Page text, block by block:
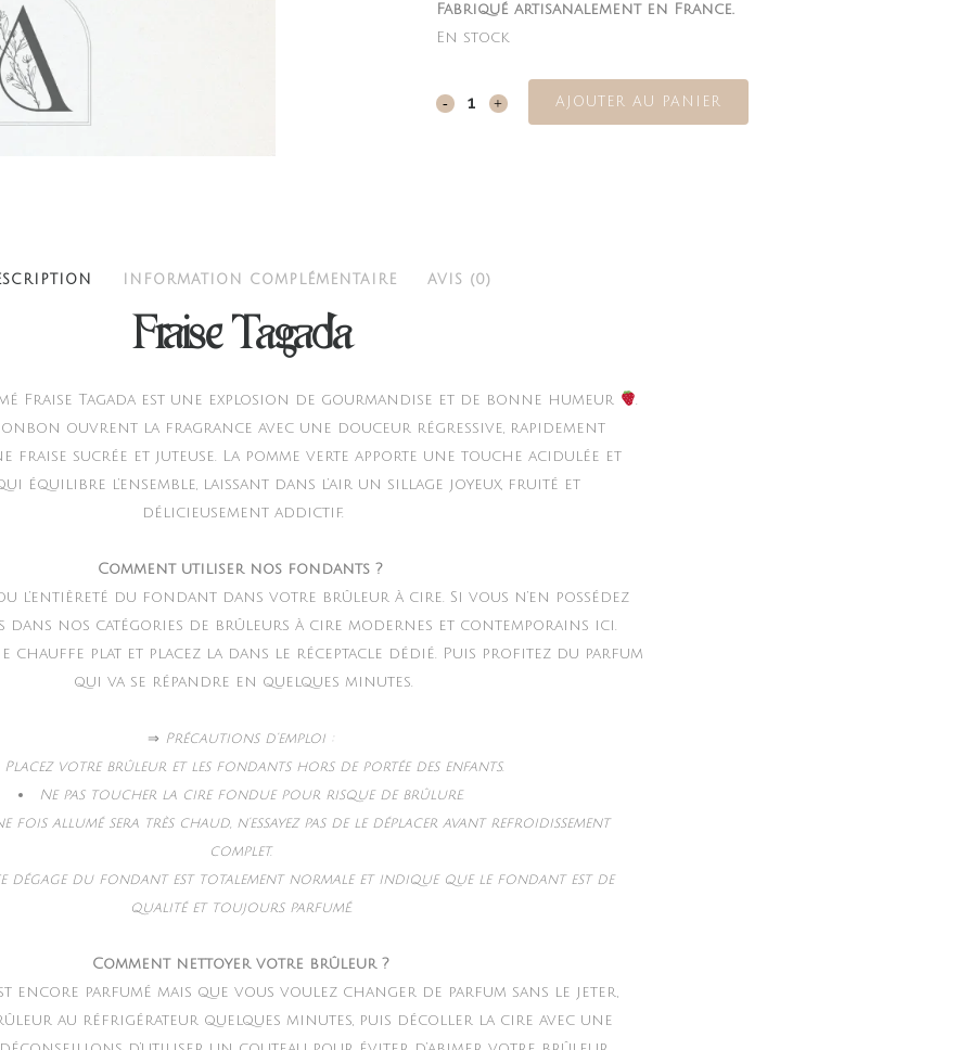
Fabriqué artisanalement en France.
En stock
Fraise AJOUTER AU PANIER
INFORMATION COMPLÉMENTAIRE AVIS (0)
Fraise Tagada
Fraise Tagada est une explosion de gourmandise et de bonne humeur
.
ouvrent la fragrance avec une douceur régressive, rapidement
fraise sucrée et juteuse. La pomme verte apporte une touche acidulée et
équilibre l’ensemble, laissant dans l’air un sillage joyeux, fruité et
délicieusement addictif.
Comment utiliser nos fondants ?
l’entièreté du fondant dans votre brûleur à cire. Si vous n’en possédez
dans nos catégories de brûleurs à cire modernes et contemporains ici.
chauffe plat et placez la dans le réceptacle dédié. Puis profitez du parfum
qui va se répandre en quelques minutes.
⇒ Précautions d’emploi :
Placez votre brûleur et les fondants hors de portée des enfants.
Ne pas toucher la cire fondue pour risque de brûlure.
fois allumé sera très chaud, n’essayez pas de le déplacer avant refroidissement
complet.
dégage du fondant est totalement normale et indique que le fondant est de
qualité et toujours parfumé.
Comment nettoyer votre brûleur ?
encore parfumé mais que vous voulez changer de parfum sans le jeter,
au réfrigérateur quelques minutes, puis décoller la cire avec une